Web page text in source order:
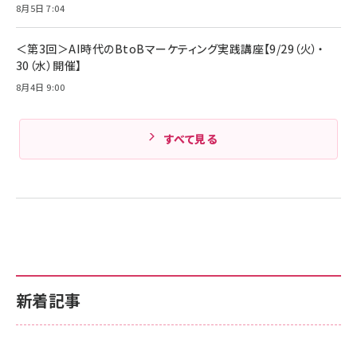
新着記事
8月5日 7:04
＜第3回＞AI時代のBtoBマーケティング実践講座【9/29（火）・
30（水）開催】
8月4日 9:00
すべて見る